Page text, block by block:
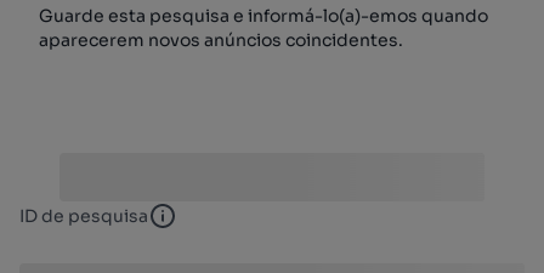
Guarde esta pesquisa e informá-lo(a)-emos quando
aparecerem novos anúncios coincidentes.
ID de pesquisa ID de pesquisa